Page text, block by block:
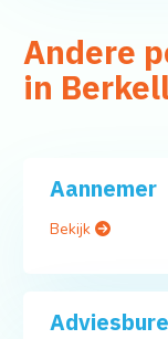
Andere
in
Aannemer
Bekijk